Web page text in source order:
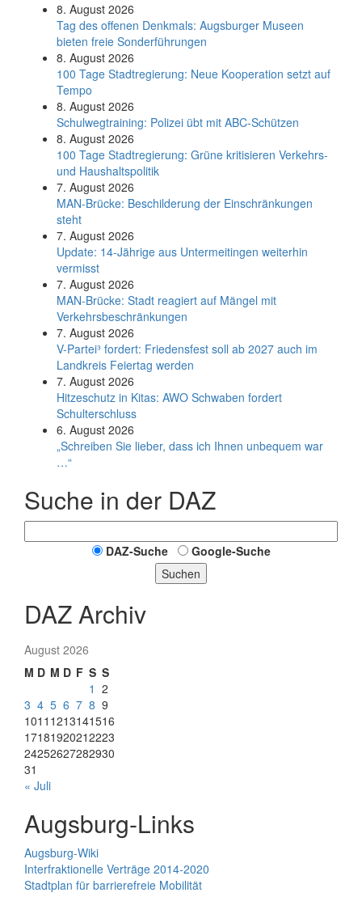
8. August 2026
Tag des offenen Denkmals: Augsburger Museen
bieten freie Sonderführungen
8. August 2026
100 Tage Stadtregierung: Neue Kooperation setzt auf
Tempo
8. August 2026
Schul­weg­trai­ning: Poli­zei übt mit ABC-Schüt­zen
8. August 2026
100 Tage Stadtregierung: Grüne kritisieren Verkehrs-
und Haushaltspolitik
7. August 2026
MAN-Brücke: Beschilderung der Einschränkungen
steht
7. August 2026
Update: 14-Jährige aus Untermeitingen weiterhin
vermisst
7. August 2026
MAN-Brücke: Stadt reagiert auf Mängel mit
Verkehrsbeschränkungen
7. August 2026
V-Partei­³ fordert: Friedens­fest soll ab 2027 auch im
Land­kreis Feier­tag werden
7. August 2026
Hitzeschutz in Kitas: AWO Schwaben fordert
Schulterschluss
6. August 2026
„Schreiben Sie lieber, dass ich Ihnen unbequem war
…“
Suche in der DAZ
DAZ-Suche
Google-Suche
Suchen
DAZ Archiv
August 2026
M D M D F S S
1 2
3 4 5 6 7 8 9
1011 1213141516
17181920212223
24252627282930
31
« Juli
Augsburg-Links
Augsburg-Wiki
Interfraktionelle Verträge 2014-2020
Stadtplan für barrierefreie Mobilität